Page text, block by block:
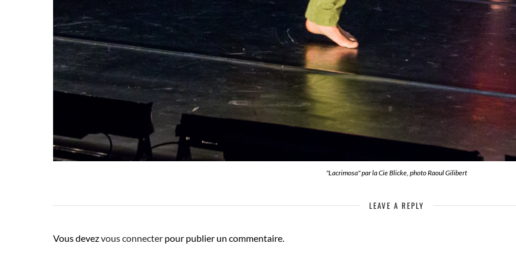
"Lacrimosa" par la Cie Blicke, photo Raoul Gilibert
LEAVE A REPLY
Vous devezvous connecter pour publier un commentaire.